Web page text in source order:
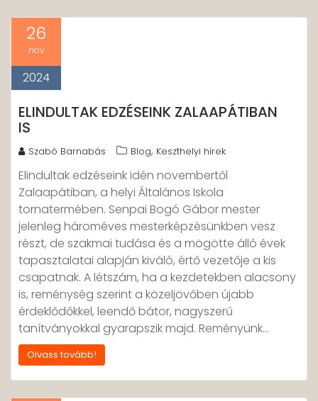
26
nov
2024
ELINDULTAK EDZÉSEINK ZALAAPÁTIBAN
IS
Szabó Barnabás Blog, Keszthelyi hírek
Elindultak edzéseink idén novembertől
Zalaapátiban, a helyi Általános Iskola
tornatermében. Senpai Bogó Gábor mester
jelenleg hároméves mesterképzésünkben vesz
részt, de szakmai tudása és a mögötte álló évek
tapasztalatai alapján kiváló, értő vezetője a kis
csapatnak. A létszám, ha a kezdetekben alacsony
is, reménység szerint a közeljövőben újabb
érdeklődőkkel, leendő bátor, nagyszerű
tanítványokkal gyarapszik majd. Reményünk…
Olvass tovább!